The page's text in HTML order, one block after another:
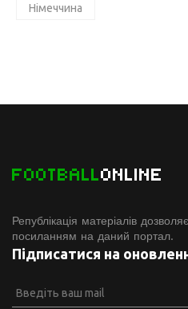
Німеччина
FOOTBALLONLINE
Републікація матеріалів
посиланням на даний портал.
Підписатися на